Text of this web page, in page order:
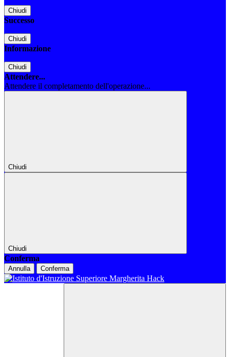
Chiudi
Successo
Chiudi
Informazione
Chiudi
Attendere...
Attendere il completamento dell'operazione...
Chiudi
Chiudi
Conferma
Annulla Conferma